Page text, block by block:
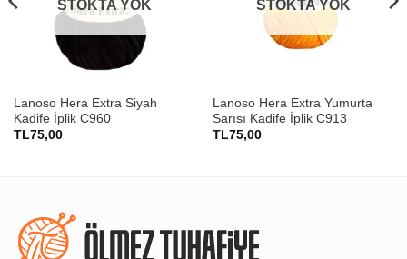
STOKTA YOK
Lanoso Hera Extra Siyah
Kadife İplik C960
TL75,00
STOKTA YOK
Lanoso Hera Extra Yumurta
Sarısı Kadife İplik C913
TL75,00